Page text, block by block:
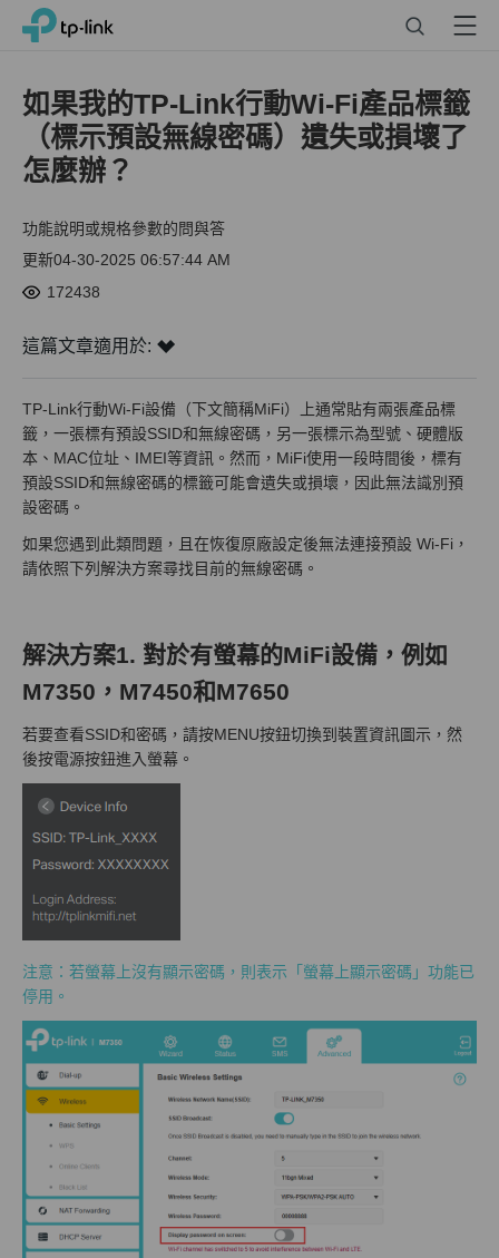
Click
navigation
TP-Link, Reliably Smart Menu
如果我的TP-Link行動Wi-Fi產品標籤
（標示預設無線密碼）遺失或損壞了
怎麼辦？
功能說明或規格參數的問與答
更新04-30-2025 06:57:44 AM
172438
這篇文章適用於:
TP-Link行動Wi-Fi設備（下文簡稱MiFi）上通常貼有兩張產品標
籤，一張標有預設SSID和無線密碼，另一張標示為型號、硬體版
本、MAC位址、IMEI等資訊。然而，MiFi使用一段時間後，標有
預設SSID和無線密碼的標籤可能會遺失或損壞，因此無法識別預
設密碼。
如果您遇到此類問題，且在恢復原廠設定後無法連接預設 Wi-Fi，
請依照下列解決方案尋找目前的無線密碼。
解決方案1. 對於有螢幕的MiFi設備，例如
M7350，M7450和M7650
若要查看SSID和密碼，請按MENU按鈕切換到裝置資訊圖示，然
後按電源按鈕進入螢幕。
注意：若螢幕上沒有顯示密碼，則表示「螢幕上顯示密碼」功能已
停用。